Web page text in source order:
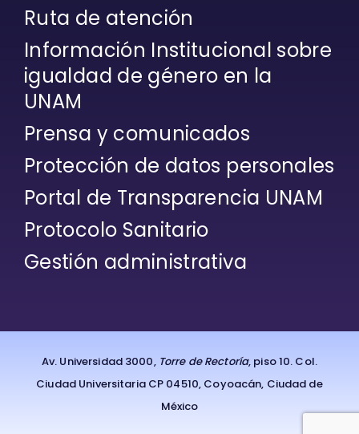
Ruta de atención
Información Institucional sobre
igualdad de género en la
UNAM
Prensa y comunicados
Protección de datos personales
Portal de Transparencia UNAM
Protocolo Sanitario
Gestión administrativa
Av. Universidad 3000, Torre de Rectoría, piso 10. Col.
Ciudad Universitaria CP 04510, Coyoacán, Ciudad de
México